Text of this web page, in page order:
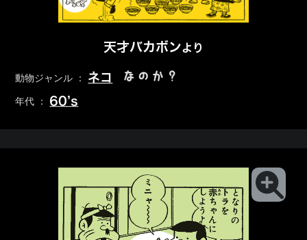
天才バカボンより
動物ジャンル ： ネコ なのか？
年代 ： 60’s